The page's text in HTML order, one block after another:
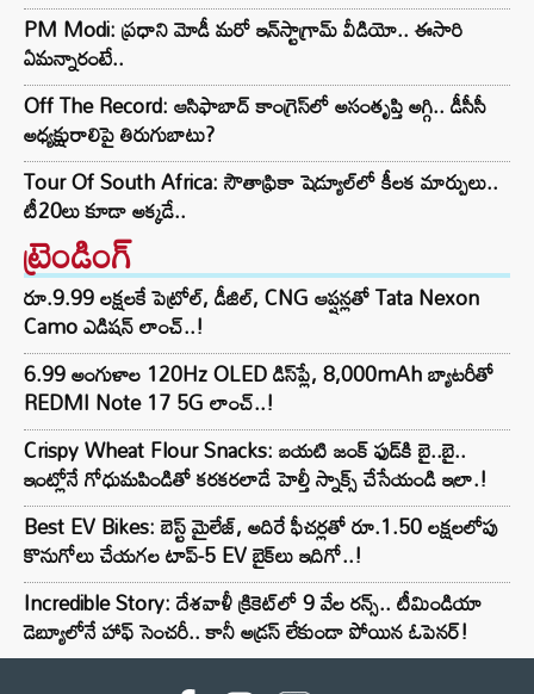
PM Modi: ప్రధాని మోడీ మరో ఇన్‌స్టాగ్రామ్ వీడియో.. ఈసారి
ఏమన్నారంటే..
Off The Record: ఆసిఫాబాద్ కాంగ్రెస్‌లో అసంతృప్తి అగ్గి.. డీసీసీ
అధ్యక్షురాలిపై తిరుగుబాటు?
Tour Of South Africa: సౌతాఫ్రికా షెడ్యూల్‌లో కీలక మార్పులు..
టీ20లు కూడా అక్కడే..
ట్రెండింగ్‌
రూ.9.99 లక్షలకే పెట్రోల్, డీజిల్, CNG ఆప్షన్లతో Tata Nexon
Camo ఎడిషన్ లాంచ్..!
6.99 అంగుళాల 120Hz OLED డిస్‌ప్లే, 8,000mAh బ్యాటరీతో
REDMI Note 17 5G లాంచ్..!
Crispy Wheat Flour Snacks: బయటి జంక్ ఫుడ్‌కి బై..బై..
ఇంట్లోనే గోధుమపిండితో కరకరలాడే హెల్తీ స్నాక్స్ చేసేయండి ఇలా.!
Best EV Bikes: బెస్ట్ మైలేజ్, అదిరే ఫీచర్లతో రూ.1.50 లక్షలలోపు
కొనుగోలు చేయగల టాప్-5 EV బైక్‌లు ఇదిగో..!
Incredible Story: దేశవాళీ క్రికెట్‌లో 9 వేల రన్స్.. టీమిండియా
డెబ్యూలోనే హాఫ్ సెంచరీ.. కానీ అడ్రస్ లేకుండా పోయిన ఓపెనర్!